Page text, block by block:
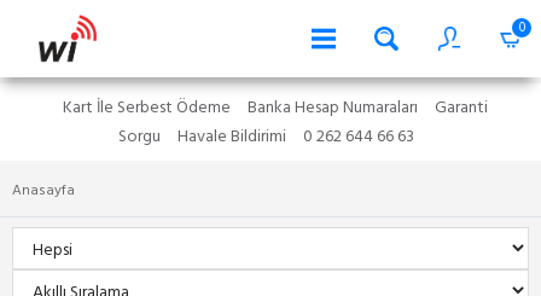
0
Kart İle Serbest Ödeme Banka Hesap Numaraları
Garanti
Sorgu
Havale Bildirimi 0 262 644 66 63
Anasayfa